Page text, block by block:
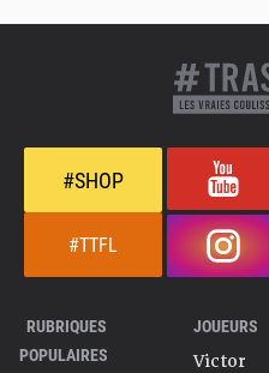
#SHOP
#TTFL
RUBRIQUES
POPULAIRES
JOUEURS
Victor